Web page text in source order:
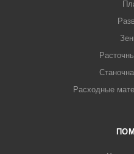
Расходные